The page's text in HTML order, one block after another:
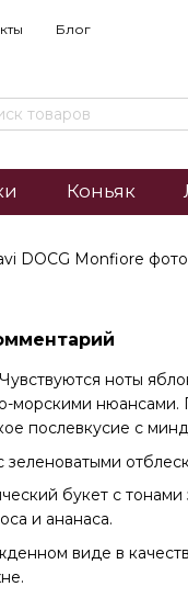
Блог
Коньяк
ноты
морскими нюансами.
послевкусие с
букет с тонами
и ананаса.
виде в